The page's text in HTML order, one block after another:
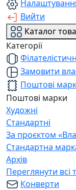
Вийти
Каталог
Категорії
Замовити
Поштові
Поштові марки
Художні
Стандартні
За проєктом
Стандартна
Архів
Переглянути всі
Конверти